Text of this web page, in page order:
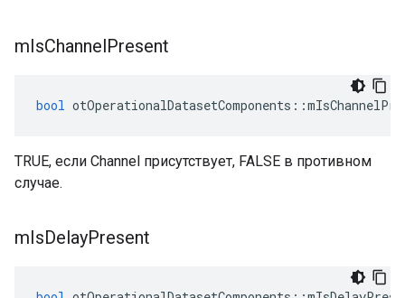
mIsChannelPresent
bool otOperationalDatasetComponents ::
TRUE, если Channel присутствует, FALSE в противном
случае.
mIsDelayPresent